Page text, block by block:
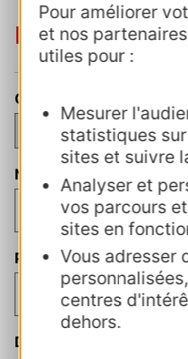
Pour améliorer
et nos
utiles pour :
Mesurer
statistiques
sites et suivre
Analyser et
vos parcours
sites en
Vous adresser
centres
dehors.
Participant
Civilité
Nom
Prénom (Nécessaire)
Date de naissance